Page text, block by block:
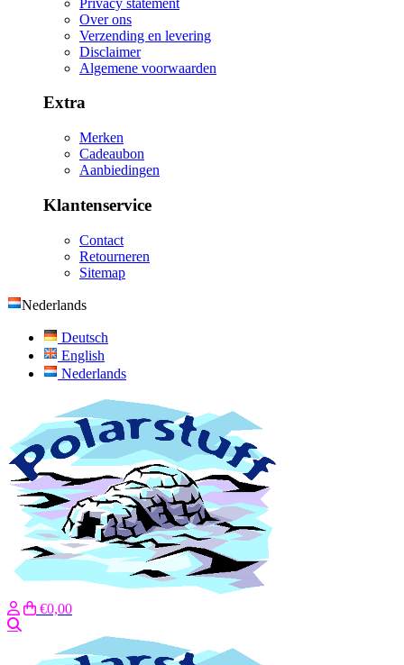
Over ons
Verzending en levering
Disclaimer
Algemene voorwaarden
Extra
Merken
Cadeaubon
Aanbiedingen
Klantenservice
Contact
Retourneren
Sitemap
Nederlands
Deutsch
English
Nederlands
€0,00